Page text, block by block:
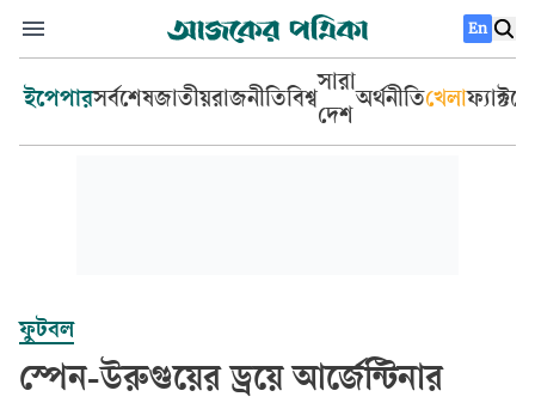
En
ইপেপারসর্বশেষজাতীয়রাজনীতিবিশ্ব
সারা
দেশ
অর্থনীতিখেলা
ফুটবল
স্পেন-উরুগুয়ের ড্রয়ে আর্জেন্টিনার